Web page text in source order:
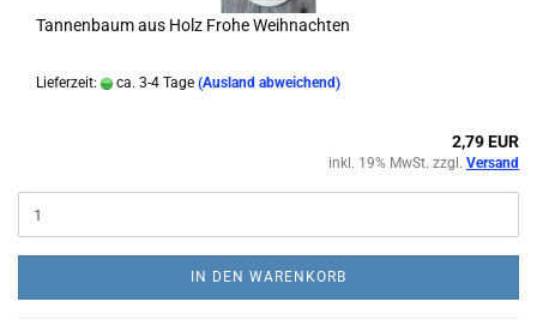
Tannenbaum aus Holz Frohe Weihnachten
Lieferzeit: ca. 3-4 Tage (Ausland abweichend)
2,79 EUR
inkl. 19% MwSt. zzgl. Versand
IN DEN WARENKORB